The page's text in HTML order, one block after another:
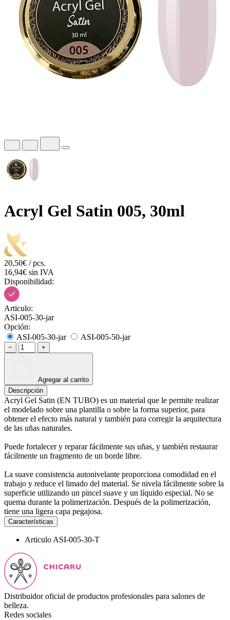
Acryl Gel Satin 005, 30ml
20,50€ / pcs.
16,94€ sin IVA
Disponibilidad:
Articulo:
ASI-005-30-jar
Opción:
ASI-005-30-jar
ASI-005-50-jar
− +
Agregar al carrito
Descripción
Acryl Gel Satin (EN TUBO) es un material que le permite realizar
el modelado sobre una plantilla o sobre la forma superior, para
obtener el efecto más natural y también para corregir la arquitectura
de las uñas naturales.
Puede fortalecer y reparar fácilmente sus uñas, y también restaurar
fácilmente un fragmento de un borde libre.
La suave consistencia autonivelante proporciona comodidad en el
trabajo y reduce el limado del material. Se nivela fácilmente sobre la
superficie utilizando un pincel suave y un líquido especial. No se
quema durante la polimerización. Después de la polimerización,
tiene una ligera capa pegajosa.
Características
Articulo ASI-005-30-T
Distribuidor oficial de productos profesionales para salones de
belleza.
Redes sociales